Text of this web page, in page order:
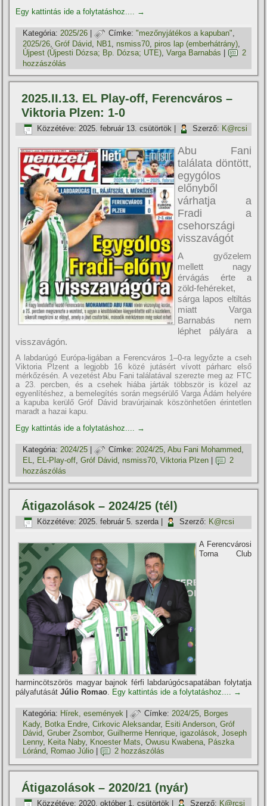
Egy kattintás ide a folytatáshoz....
→
Kategória: 2025/26 | Címke: "mezőnyjátékos a kapuban",
2025/26 ,Gróf Dávid NB1 nsmiss70 ,piros lap (emberhátrány)
Újpest (Újpesti Dózsa; Bp. Dózsa; UTE),Varga Barnabás
2
hozzászólás
2025.II.13. EL Play-off, Ferencváros –
Viktoria Plzen: 1-0
Közzétéve: 2025. február 13. csütörtök Szerző: K@rcsi
Abu Fani
találata döntött,
egygólos
előnyből
várhatja a
Fradi a
csehországi
visszavágót
A győzelem
mellett nagy
érvágás érte a
zöld-fehéreket,
sárga lapos eltiltás
miatt Varga
Barnabás nem
léphet pályára a
visszavágón.
A labdarúgó Európa-ligában a Ferencváros 1–0-ra legyőzte a cseh
Viktoria Plzent a legjobb 16 közé jutásért vívott párharc első
mérkőzésén. A vezetést Abu Fani találatával szerezte meg az FTC
a 23. percben, és a csehek hiába járták többször is közel az
egyenlítéshez, a bemelegítés során megsérülő Varga Ádám helyére
a kapuba kerülő Gróf Dávid bravúrjainak köszönhetően érintetlen
maradt a hazai kapu.
Egy kattintás ide a folytatáshoz....
→
Kategória: 2024/25 | Címke: 2024/25,Abu Fani Mohammed,
EL, EL-Play-off,Gróf Dávid, nsmiss70,Viktoria Plzen
2
hozzászólás
Átigazolások – 2024/25 (tél)
Közzétéve: 2025. február 5. szerda| Szerző: K@rcsi
A Ferencvárosi
Torna Club
harmincötszörös magyar bajnok férfi labdarúgócsapatában folytatja
pályafutásátJúlio Romao Egy kattintás ide a folytatáshoz.... →
Kategória: Hí­rek, események | Címke: 2024/25, Borges
Kady, Botka Endre ,Cirkovic Aleksandar, Esiti Anderson ,Gróf
Dávid ,Gruber Zsombor,Guilherme Henrique ,igazolások ,Joseph
Lenny, Keita Naby, Knoester Mats ,Owusu Kwabena Pászka
Lóránd, Romao Júlio 2 hozzászólás
Átigazolások – 2020/21 (nyár)
Közzétéve: 2020. október 1. csütörtök Szerző: K@rcsi